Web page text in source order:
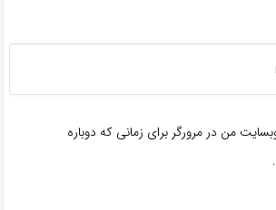
من در مرورگر برای زمانی که دوباره